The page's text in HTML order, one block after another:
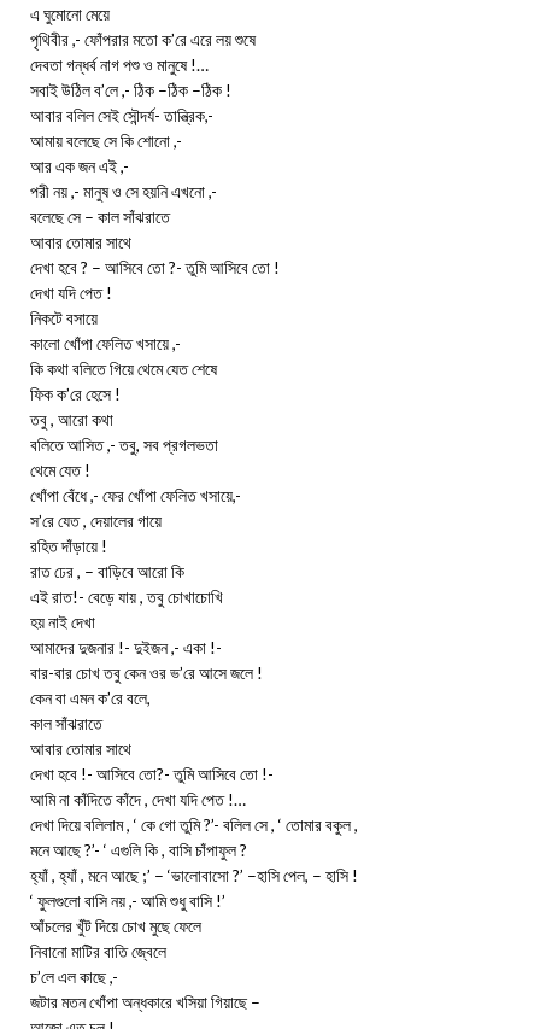
এ ঘুমোনো মেয়ে
পৃথিবীর ,- ফোঁপরার মতো ক’রে এরে লয় শুষে
দেবতা গন্ধর্ব নাগ পশু ও মানুষে !…
সবাই উঠিল ব’লে ,- ঠিক –ঠিক –ঠিক !
আবার বলিল সেই সৌন্দর্য- তান্ত্রিক,-
আমায় বলেছে সে কি শোনো ,-
আর এক জন এই ,-
পরী নয় ,- মানুষ ও সে হয়নি এখনো ,-
বলেছে সে – কাল সাঁঝরাতে
আবার তোমার সাথে
দেখা হবে ? – আসিবে তো ?- তুমি আসিবে তো !
দেখা যদি পেত !
নিকটে বসায়ে
কালো খোঁপা ফেলিত খসায়ে ,-
কি কথা বলিতে গিয়ে থেমে যেত শেষে
ফিক ক’রে হেসে !
তবু , আরো কথা
বলিতে আসিত ,- তবু, সব প্রগলভতা
থেমে যেত !
খোঁপা বেঁধে ,- ফের খোঁপা ফেলিত খসায়ে,-
স’রে যেত , দেয়ালের গায়ে
রহিত দাঁড়ায়ে !
রাত ঢের , – বাড়িবে আরো কি
এই রাত!- বেড়ে যায় , তবু চোখাচোখি
হয় নাই দেখা
আমাদের দুজনার !- দুইজন ,- একা !-
বার-বার চোখ তবু কেন ওর ভ’রে আসে জলে !
কেন বা এমন ক’রে বলে,
কাল সাঁঝরাতে
আবার তোমার সাথে
দেখা হবে !- আসিবে তো?- তুমি আসিবে তো !-
আমি না কাঁদিতে কাঁদে , দেখা যদি পেত !…
দেখা দিয়ে বলিলাম , ‘ কে গো তুমি ?’- বলিল সে , ‘ তোমার বকুল ,
মনে আছে ?’- ‘ এগুলি কি , বাসি চাঁপাফুল ?
হ্যাঁ , হ্যাঁ , মনে আছে ;’ – ‘ভালোবাসো ?’ –হাসি পেল, – হাসি !
‘ ফুলগুলো বাসি নয় ,- আমি শুধু বাসি !’
আঁচলের খুঁট দিয়ে চোখ মুছে ফেলে
নিবানো মাটির বাতি জ্বেলে
চ’লে এল কাছে ,-
জটার মতন খোঁপা অন্ধকারে খসিয়া গিয়াছে –